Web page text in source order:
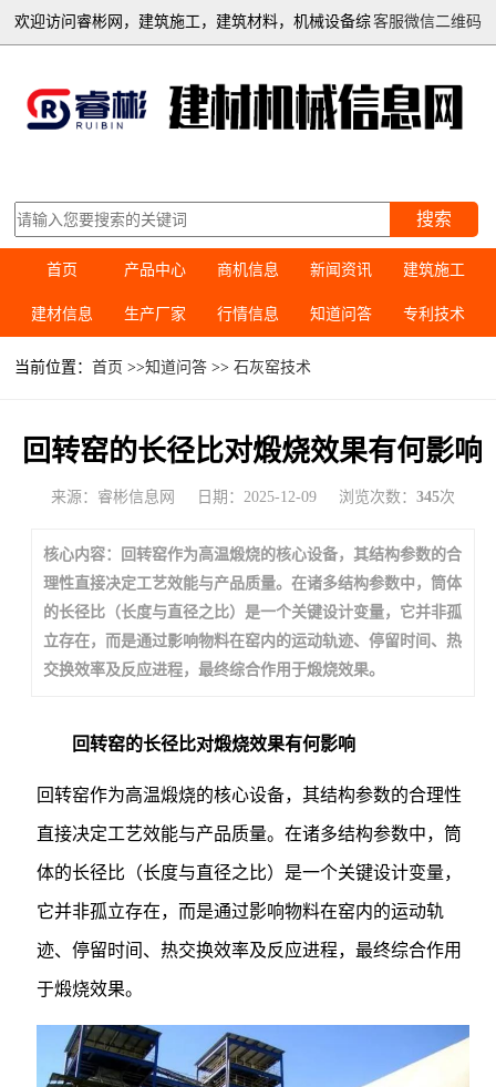
客服微信二维码
欢迎访问睿彬网，建筑施工，建筑材料，机械设备综
搜索
首页 产品中心 商机信息 新闻资讯 建筑施工
建材信息 生产厂家 行情信息 知道问答 专利技术
当前位置：首页 >>知道问答 >>石灰窑技术
回转窑的长径比对煅烧效果有何影响
来源：睿彬信息网 日期：2025-12-09 浏览次数： 345次
核心内容：回转窑作为高温煅烧的核心设备，其结构参数的合
理性直接决定工艺效能与产品质量。在诸多结构参数中，筒体
的长径比（长度与直径之比）是一个关键设计变量，它并非孤
立存在，而是通过影响物料在窑内的运动轨迹、停留时间、热
交换效率及反应进程，最终综合作用于煅烧效果。
回转窑的长径比对煅烧效果有何影响
回转窑作为高温煅烧的核心设备，其结构参数的合理性
直接决定工艺效能与产品质量。在诸多结构参数中，筒
体的长径比（长度与直径之比）是一个关键设计变量，
它并非孤立存在，而是通过影响物料在窑内的运动轨
迹、停留时间、热交换效率及反应进程，最终综合作用
于煅烧效果。